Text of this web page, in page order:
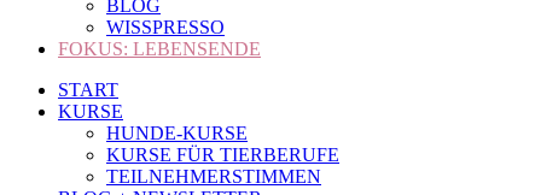
BLOG
WISSPRESSO
FOKUS: LEBENSENDE
START
KURSE
HUNDE-KURSE
KURSE FÜR TIERBERUFE
TEILNEHMERSTIMMEN